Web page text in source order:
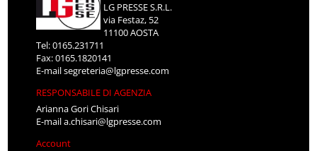
LG PRESSE S.R.L.
via Festaz, 52
11100 AOSTA
Tel: 0165.231711
Fax: 0165.1820141
E-mailsegreteria@lgpresse.com
RESPONSABILE DI AGENZIA
Arianna Gori Chisari
E-maila.chisari@lgpresse.com
Account